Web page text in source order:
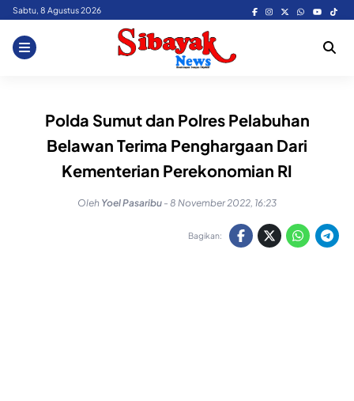
Skip
content
Sabtu, 8 Agustus 2026
Polda Sumut dan Polres Pelabuhan
Belawan Terima Penghargaan Dari
Kementerian Perekonomian RI
Oleh Yoel Pasaribu - 8 November 2022, 16:23
Bagikan: